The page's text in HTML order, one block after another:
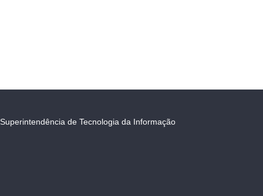
Superintendência de Tecnologia da Informação